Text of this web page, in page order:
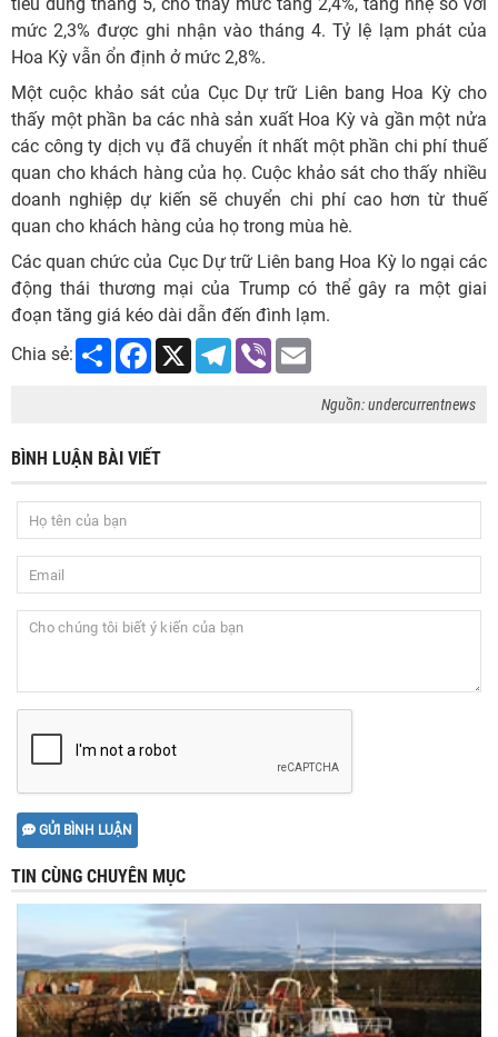
mức 2,3% được ghi nhận vào tháng 4. Tỷ lệ lạm phát của
Hoa Kỳ vẫn ổn định ở mức 2,8%.
Một cuộc khảo sát của Cục Dự trữ Liên bang Hoa Kỳ cho
thấy một phần ba các nhà sản xuất Hoa Kỳ và gần một nửa
các công ty dịch vụ đã chuyển ít nhất một phần chi phí thuế
quan cho khách hàng của họ. Cuộc khảo sát cho thấy nhiều
doanh nghiệp dự kiến ​​sẽ chuyển chi phí cao hơn từ thuế
quan cho khách hàng của họ trong mùa hè.
Các quan chức của Cục Dự trữ Liên bang Hoa Kỳ lo ngại các
động thái thương mại của Trump có thể gây ra một giai
đoạn tăng giá kéo dài dẫn đến đình lạm.
Chia sẻ:
Share Facebook
X Telegram
Viber
Nguồn: undercurrentnews
BÌNH LUẬN BÀI VIẾT
GỬI BÌNH LUẬN
TIN CÙNG CHUYÊN MỤC